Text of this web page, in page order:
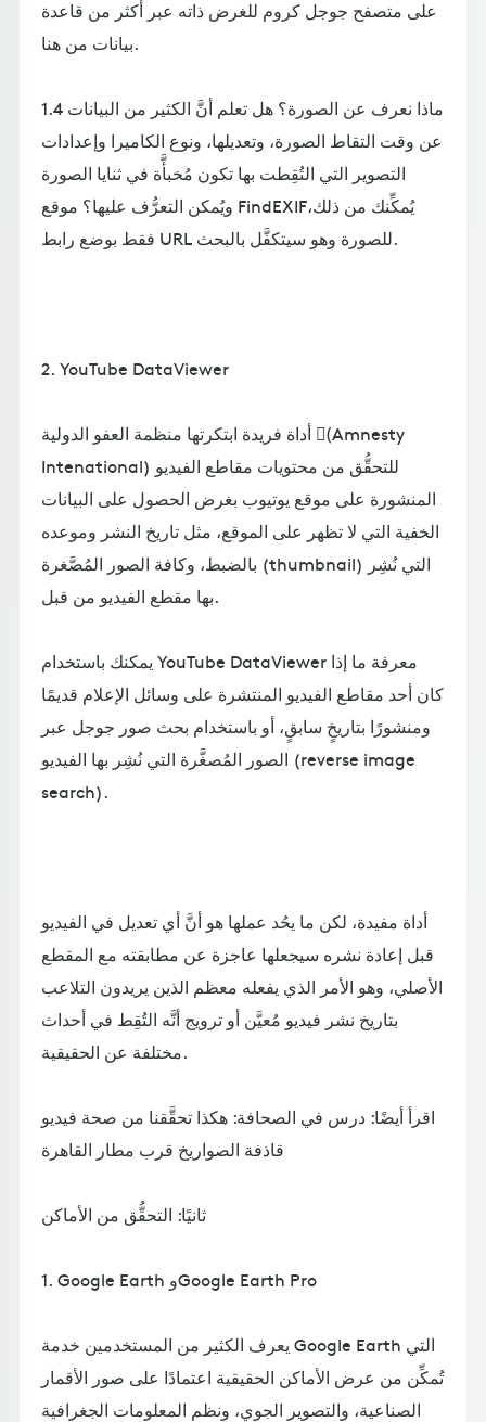
على متصفح جوجل كروم للغرض ذاته عبر أكثر من قاعدة
بيانات من هنا.
1.4 ماذا نعرف عن الصورة؟ هل تعلم أنَّ الكثير من البيانات
عن وقت التقاط الصورة، وتعديلها، ونوع الكاميرا وإعدادات
التصوير التي التُقِطت بها تكون مُخبأَّة في ثنايا الصورة
ويُمكن التعرُّف عليها؟ موقع FindEXIFيُمكِّنك من ذلك،
فقط بوضع رابط URL للصورة وهو سيتكفَّل بالبحث.
2. YouTube DataViewer
أداة فريدة ابتكرتها منظمة العفو الدولية (ِAmnesty
Intenational) للتحقُّق من محتويات مقاطع الفيديو
المنشورة على موقع يوتيوب بغرض الحصول على البيانات
الخفية التي لا تظهر على الموقع، مثل تاريخ النشر وموعده
بالضبط، وكافة الصور المُصَّغرة (thumbnail) التي نُشِر
بها مقطع الفيديو من قبل.
يمكنك باستخدام YouTube DataViewer معرفة ما إذا
كان أحد مقاطع الفيديو المنتشرة على وسائل الإعلام قديمًا
ومنشورًا بتاريخٍ سابقٍ، أو باستخدام بحث صور جوجل عبر
الصور المُصغَّرة التي نُشِر بها الفيديو (reverse image
search).
أداة مفيدة، لكن ما يحُد عملها هو أنَّ أي تعديل في الفيديو
قبل إعادة نشره سيجعلها عاجزة عن مطابقته مع المقطع
الأصلي، وهو الأمر الذي يفعله معظم الذين يريدون التلاعب
بتاريخ نشر فيديو مُعيَّن أو ترويج أنَّه التُقِط في أحداث
مختلفة عن الحقيقية.
اقرأ أيضًا: درس في الصحافة: هكذا تحقَّقنا من صحة فيديو
قاذفة الصواريخ قرب مطار القاهرة
ثانيًا: التحقُّق من الأماكن
1. Google Earth وGoogle Earth Pro
يعرف الكثير من المستخدمين خدمة Google Earth التي
تُمكِّن من عرض الأماكن الحقيقية اعتمادًا على صور الأقمار
الصناعية، والتصوير الجوي، ونظم المعلومات الجغرافية